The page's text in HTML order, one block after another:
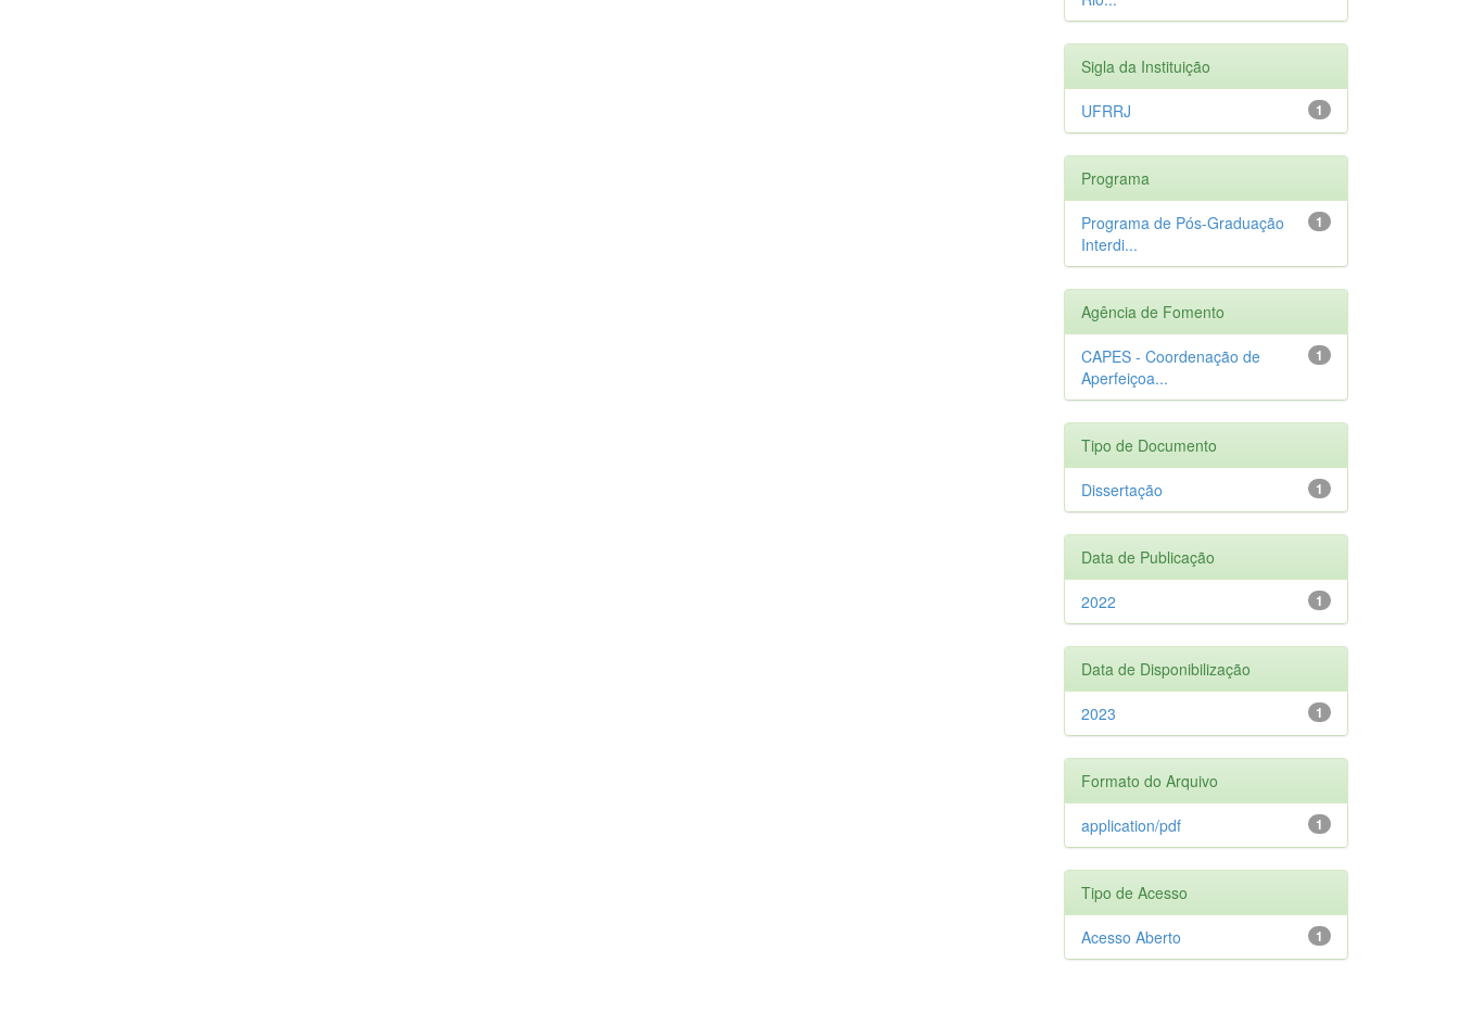
Sigla da Instituição
1
UFRRJ
Programa
1
Programa de Pós-Graduação
Interdi...
Agência de Fomento
1
CAPES - Coordenação de
Aperfeiçoa...
Tipo de Documento
1
Dissertação
Data de Publicação
1
2022
Data de Disponibilização
1
2023
Formato do Arquivo
1
application/pdf
Tipo de Acesso
1
Acesso Aberto